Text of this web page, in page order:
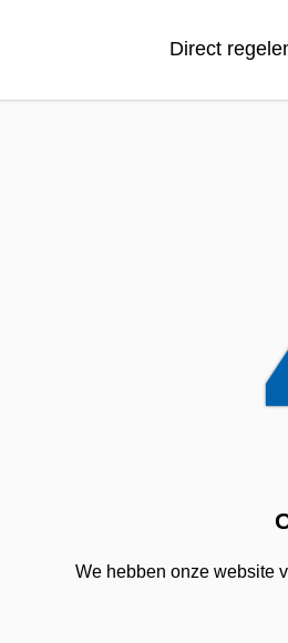
Direct
We hebben onze website